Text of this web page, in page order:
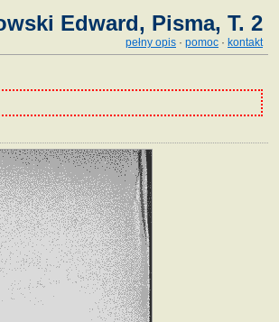
Edward, Pisma, T. 2
pełny opis · pomoc · kontakt